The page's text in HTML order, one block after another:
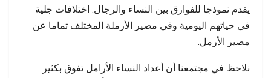
يقدم نموذجا للفوارق بين النساء والرجال. اختلافات جلية
في حياتهم اليومية وفي مصير الأرملة المختلف تماما عن
مصير الأرمل.
نلاحظ في مجتمعنا أن أعداد النساء الأرامل تفوق بكثير